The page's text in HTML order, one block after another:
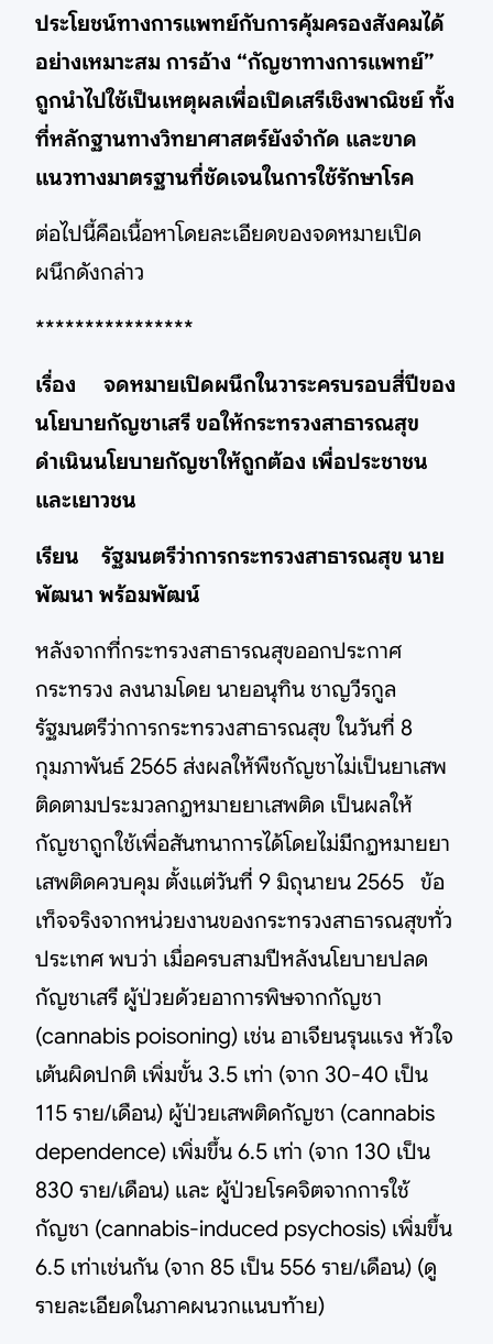
ประโยชน์ทางการแพทย์กับการคุ้มครองสังคมได้
อย่างเหมาะสม การอ้าง “กัญชาทางการแพทย์”
ถูกนำไปใช้เป็นเหตุผลเพื่อเปิดเสรีเชิงพาณิชย์ ทั้ง
ที่หลักฐานทางวิทยาศาสตร์ยังจำกัด และขาด
แนวทางมาตรฐานที่ชัดเจนในการใช้รักษาโรค
ต่อไปนี้คือเนื้อหาโดยละเอียดของจดหมายเปิด
ผนึกดังกล่าว
****************
เรื่อง จดหมายเปิดผนึกในวาระครบรอบสี่ปีของ
นโยบายกัญชาเสรี ขอให้กระทรวงสาธารณสุข
ดำเนินนโยบายกัญชาให้ถูกต้อง เพื่อประชาชน
และเยาวชน
เรียน รัฐมนตรีว่าการกระทรวงสาธารณสุข นาย
พัฒนา พร้อมพัฒน์
หลังจากที่กระทรวงสาธารณสุขออกประกาศ
กระทรวง ลงนามโดย นายอนุทิน ชาญวีรกูล
รัฐมนตรีว่าการกระทรวงสาธารณสุข ในวันที่ 8
กุมภาพันธ์ 2565 ส่งผลให้พืชกัญชาไม่เป็นยาเสพ
ติดตามประมวลกฎหมายยาเสพติด เป็นผลให้
กัญชาถูกใช้เพื่อสันทนาการได้โดยไม่มีกฎหมายยา
เสพติดควบคุม ตั้งแต่วันที่ 9 มิถุนายน 2565 ข้อ
เท็จจริงจากหน่วยงานของกระทรวงสาธารณสุขทั่ว
ประเทศ พบว่า เมื่อครบสามปีหลังนโยบายปลด
กัญชาเสรี ผู้ป่วยด้วยอาการพิษจากกัญชา
(cannabis poisoning) เช่น อาเจียนรุนแรง หัวใจ
เต้นผิดปกติ เพิ่มขั้น 3.5 เท่า (จาก 30-40 เป็น
115 ราย/เดือน) ผู้ป่วยเสพติดกัญชา (cannabis
dependence) เพิ่มขึ้น 6.5 เท่า (จาก 130 เป็น
830 ราย/เดือน) และ ผู้ป่วยโรคจิตจากการใช้
กัญชา (cannabis-induced psychosis) เพิ่มขึ้น
6.5 เท่าเช่นกัน (จาก 85 เป็น 556 ราย/เดือน) (ดู
รายละเอียดในภาคผนวกแนบท้าย)